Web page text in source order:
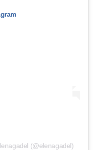
(@elenagadel)